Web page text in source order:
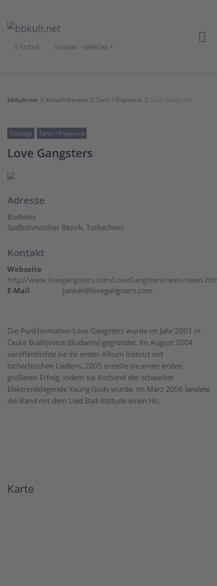
SUCHE LOGIN SPRACHE
bbkult.net KulturAdressen Tanz- / Popmusik Love Gangsters
Sonstige Tanz- / Popmusik
Love Gangsters
Die Punkformation Love Gangsters wurde im Jahr 2001 in
České Budějovice (Budweis) gegründet. Im August 2004
veröffentlichte sie ihr erstes Album Instinct mit
tschechischen Liedern. 2005 erzielte sie einen ersten
größeren Erfolg, indem sie Vorband der schweizer
Elektroniklegende Young Gods wurde. Im März 2006 landete
die Band mit dem Lied Bad Attitude einen Hit.
Adresse
Budweis
Südböhmischer Bezirk, Tschechien
Kontakt
Webseite
http://www.lovegangsters.com/LoveGangsters/news/
E-Mail
junker@lovegangsters.com
Karte